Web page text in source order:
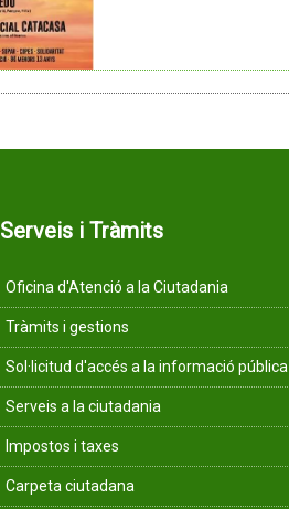
Serveis i Tràmits
Oficina d'Atenció a la Ciutadania
Tràmits i gestions
Sol·licitud d'accés a la informació pública
Serveis a la ciutadania
Impostos i taxes
Carpeta ciutadana